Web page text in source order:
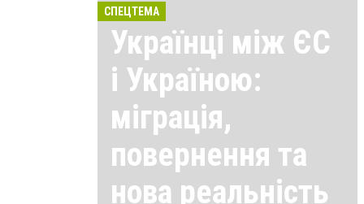
СПЕЦТЕМА
Українці між ЄС
і Україною:
міграція,
повернення та
нова реальність